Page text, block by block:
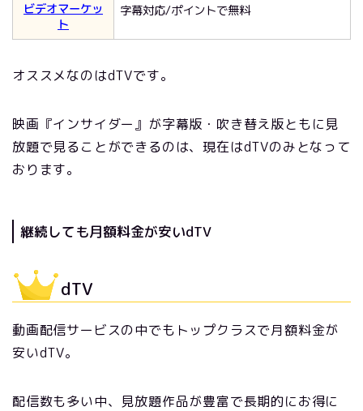
ビデオマーケッ
ト
字幕対応/ポイントで無料
オススメなのはdTVです。
映画『インサイダー』が字幕版・吹き替え版ともに見
放題で見ることができるのは、現在はdTVのみとなって
おります。
継続しても月額料金が安いdTV
dTV
動画配信サービスの中でもトップクラスで月額料金が
安いdTV。
配信数も多い中、見放題作品が豊富で長期的にお得に